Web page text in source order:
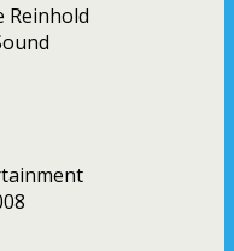
Reinhold